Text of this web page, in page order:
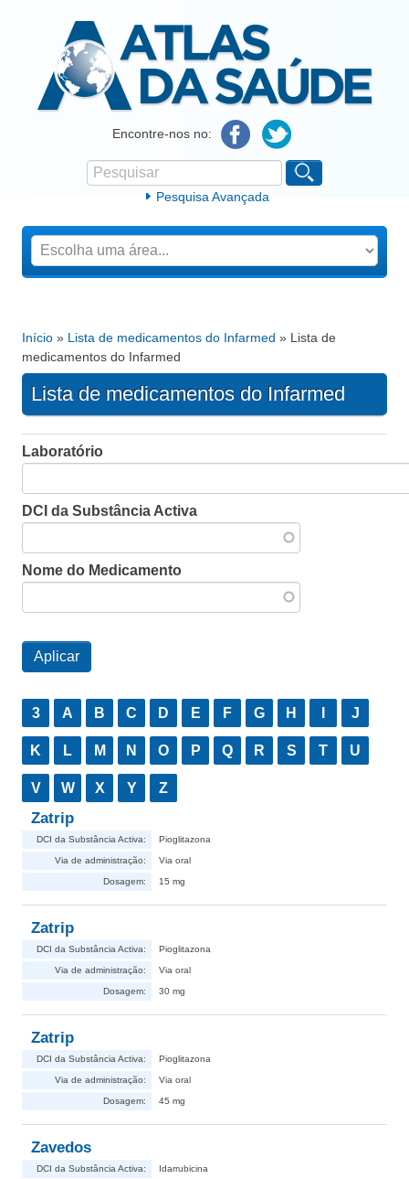
Atlas da SaúdeEncontre-nos no:
Formulário de procura
Pesquisar
Pesquisa Avançada
Está aqui
Início » Lista de medicamentos do Infarmed » Lista de
medicamentos do Infarmed
Lista de medicamentos do Infarmed
Laboratório
DCI da Substância Activa
Nome do Medicamento
3 A B C D E F G H J
K L M N O P Q R S T U
V W X Y Z
Zatrip
DCI da Substância Activa: Pioglitazona
Via de administração: Via oral
Dosagem: 15 mg
Zatrip
DCI da Substância Activa: Pioglitazona
Via de administração: Via oral
Dosagem: 30 mg
Zatrip
DCI da Substância Activa: Pioglitazona
Via de administração: Via oral
Dosagem: 45 mg
Zavedos
DCI da Substância Activa: Idarrubicina